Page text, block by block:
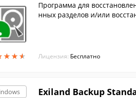
★★★
★★★
Программа для
нных разделов и/или
Лицензия: Бесплатно
Exiland Backup